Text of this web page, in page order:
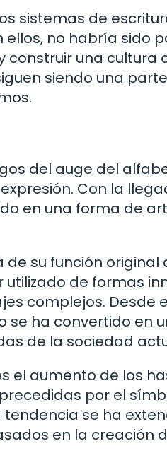
sistemas de
no habría sido
construir una cultura
siendo una
del auge del
Con la
en una forma de
su función
utilizado de formas
complejos. Desde
ha convertido en
de la sociedad
el aumento de los
por el
se ha
en la creación